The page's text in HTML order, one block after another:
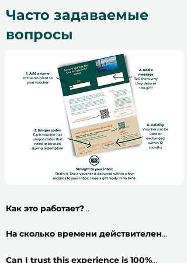
Часто задаваемые
вопросы
Как это работает?
на впечатление очень просто: следуйте
сертификат менее чем за 2 минуты!
На сколько времени действителен
сертификаты действительны в течение
Can I trust this experience is 100%